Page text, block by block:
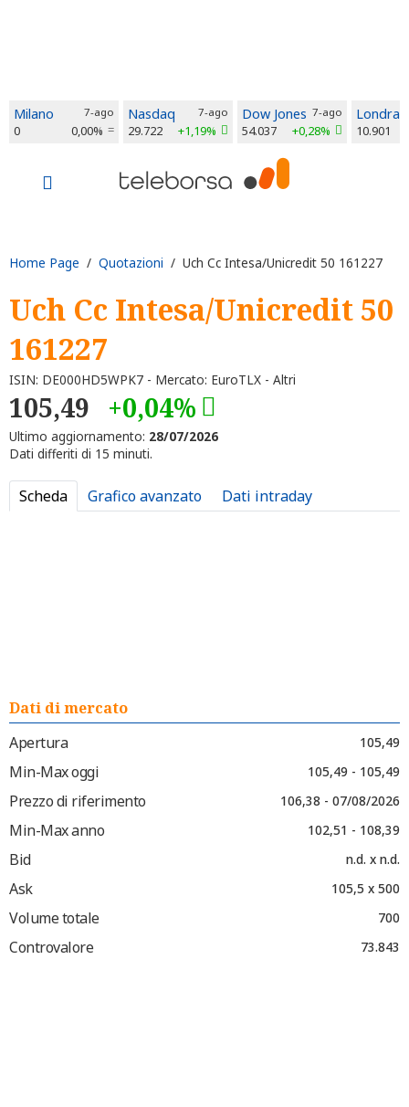
Milano 7-ago
0 0,00%
Nasdaq 7-ago
29.722 +1,19%
Dow Jones 7-ago
54.037 +0,28%
Londra
10.901
Home Page / Quotazioni / Uch Cc Intesa/Unicredit 50 161227
Uch Cc Intesa/Unicredit 50
161227
ISIN: DE000HD5WPK7 - Mercato: EuroTLX - Altri
105,49 +0,04%
Ultimo aggiornamento: 28/07/2026
Dati differiti di 15 minuti.
Scheda Grafico avanzato Dati intraday
Dati di mercato
Apertura
105,49
Min-Max oggi 105,49 - 105,49
Prezzo di riferimento 106,38 - 07/08/2026
Min-Max anno 102,51 - 108,39
Bid n.d. x n.d.
Ask 105,5 x 500
Volume totale 700
Controvalore 73.843